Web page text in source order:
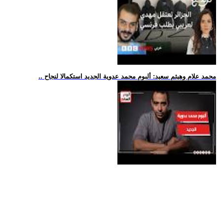
.. محمد علام وهيثم سعيد: ألبوم محمد عدوية الجديد استكمالا لنجاح